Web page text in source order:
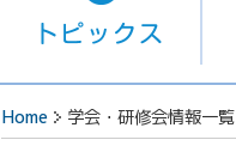
Home 学会・研修会情報一覧